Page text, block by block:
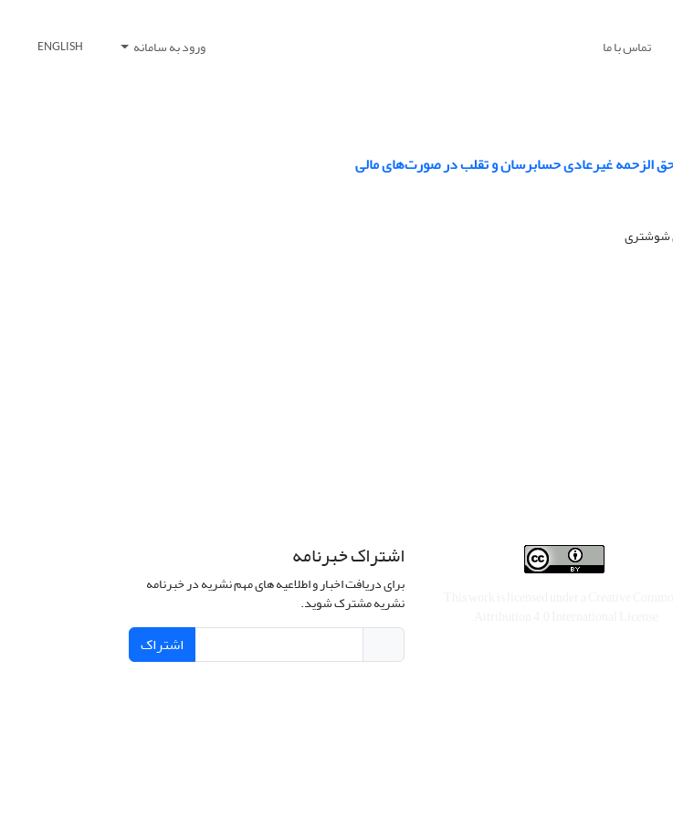
تماس با ما ورود به سامانه ENGLISH
حق الزحمه غیرعادی حسابرسان و تقلب در صورت‌های مالی
شوشتری
اشتراک خبرنامه
برای دریافت اخبار و اطلاعیه های مهم نشریه در خبرنامه
نشریه مشترک شوید.
اشتراک